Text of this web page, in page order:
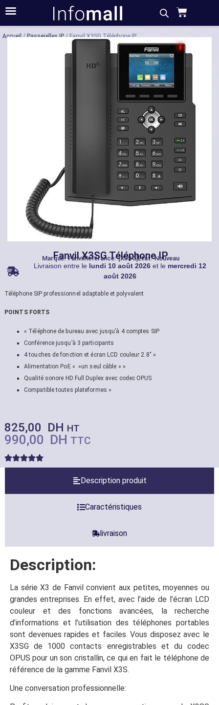
Acheter Description Caractéristiques
Accueil/Passerelles IP/ Fanvil X3SG Téléphone IP
Fanvil X3SG Téléphone IP
Marque:FanvilRéférance: [X3SG]État: Nouveau
Livraison entre le lundi 10 août 2026et le mercredi 12
août 2026
Téléphone SIP professionnel adaptable et polyvalent
POINTS FORTS
« Téléphone de bureau avec jusqu’à 4 comptes SIP
Conférence jusqu’à 3 participants
4 touches de fonction et écran LCD couleur 2.8″ »
Alimentation PoE « »un seul câble » »
Qualité sonore HD Full Duplex avec codec OPUS
Compatible toutes plateformes »
825,00 DH HT
990,00 DH TTC
Description produit
Caractéristiques
livraison
Description:
La série X3 de Fanvil convient aux petites, moyennes ou
grandes entreprises. En effet, avec l’aide de l’écran LCD
couleur et des fonctions avancées, la recherche
d’informations et l’utilisation des téléphones portables
sont devenues rapides et faciles. Vous disposez avec le
X3SG de 1000 contacts enregistrables et du codec
OPUS pour un son cristallin, ce qui en fait le téléphone de
référence de la gamme Fanvil X3S.
Une conversation professionnelle: